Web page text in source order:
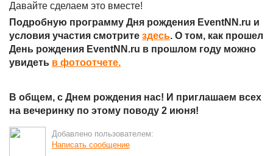
Давайте сделаем это вместе!
Подробную программу Дня рождения EventNN.ru и
условия участия смотрите здесь. О том, как прошел
День рождения EventNN.ru в прошлом году можно
увидеть в фотоотчете.
В общем, с Днем рождения нас! И приглашаем всех
на вечеринку по этому поводу 2 июня!
Добавлено пользователем:
Написать сообщение